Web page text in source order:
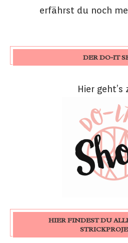
erfährst du noch
DER DO-IT
Hier geht’s
HIER FINDEST DU